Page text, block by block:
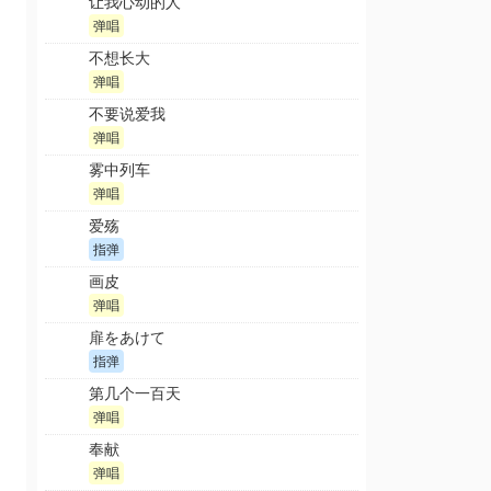
弹唱
不想长大
弹唱
不要说爱我
弹唱
雾中列车
弹唱
爱殇
指弹
画皮
弹唱
扉をあけて
指弹
第几个一百天
弹唱
奉献
弹唱